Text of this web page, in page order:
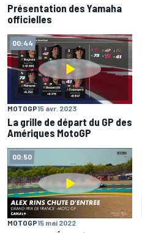
Présentation des Yamaha
officielles
00:44
MOTOGP15 avr. 2023
La grille de départ du GP des
Amériques MotoGP
00:50
MOTOGP15 mai 2022